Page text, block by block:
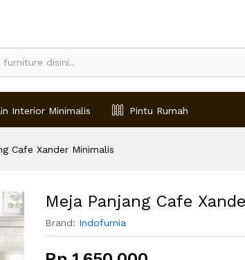
Interior Minimalis Pintu Rumah
Cafe Xander Minimalis
Meja Panjang Cafe
Brand: Indofurnia